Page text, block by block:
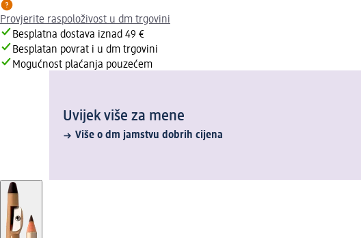
Provjerite raspoloživost u dm trgovini
Besplatna dostava iznad 49 €
Besplatan povrat i u dm trgovini
Mogućnost plaćanja pouzećem
Uvijek više za mene
Više o dm jamstvu dobrih cijena